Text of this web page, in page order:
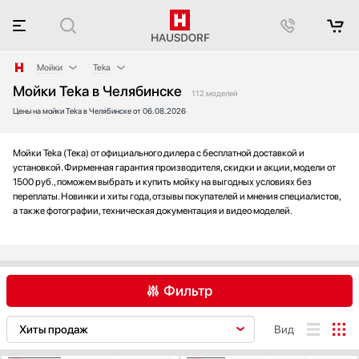
Мойки
Аксессуары
Аксессуары и принадлежности
Аромастанции
Барбекю
Беспроводные акустические системы
Блендеры
Варочные центры
Весы
Винные шкафы
Teka
Blanco
Falmec
Fulgor Milano
Omoikiri
Restart
Smeg
Мойки Teka в Челябинске
112 моделей
Цены на мойки Teka в Челябинске от 06.08.2026
Мойки Teka (Тека) от официального дилера с бесплатной доставкой и
установкой. Фирменная гарантия производителя, скидки и акции, модели от
1500 руб., поможем выбрать и купить мойку на выгодных условиях без
переплаты. Новинки и хиты года, отзывы покупателей и мнения специалистов,
а также фотографии, техническая документация и видео моделей.
Фильтр
Blanco Franke
Fulgor Milano Graude Kuppersbusch
Вид